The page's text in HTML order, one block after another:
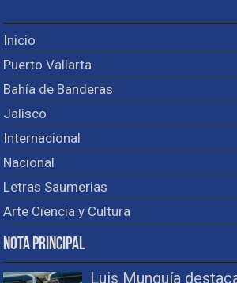
Inicio
Puerto Vallarta
Bahía de Banderas
Jalisco
Internacional
Nacional
Letras Saumerias
Arte Ciencia y Cultura
Nota Principal
Luis Munguía